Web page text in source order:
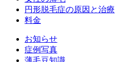
円形脱毛症の原因と治療
料金
お知らせ
症例写真
薄毛豆知識